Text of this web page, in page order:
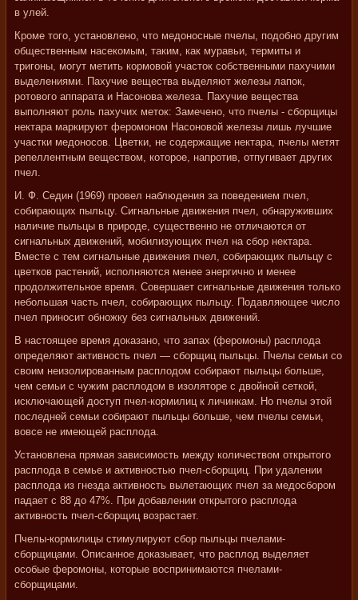
в улей.
Кроме того, установлено, что медоносные пчелы, подобно другим
общественным насекомым, таким, как муравьи, термиты и
тригоны, могут метить кормовой участок собственными пахучими
выделениями. Пахучие вещества выделяют железы лапок,
ротового аппарата и Насонова железа. Пахучие вещества
выполняют роль пахучих меток: Замечено, что пчелы - сборщицы
нектара маркируют феромоном Насоновой железы лишь лучшие
участки медоносов. Цветки, не содержащие нектара, пчелы метят
репеллентным веществом, которое, напротив, отпугивает других
пчел.
И. Ф. Седин (1969) провел наблюдения за поведением пчел,
собирающих пыльцу. Сигнальные движения пчел, обнаруживших
наличие пыльцы в природе, существенно не отличаются от
сигнальных движений, мобилизующих пчел на сбор нектара.
Вместе с тем сигнальные движения пчел, собирающих пыльцу с
цветков растений, исполняются менее энергично и менее
продолжительное время. Совершает сигнальные движения только
небольшая часть пчел, собирающих пыльцу. Подавляющее число
пчел приносит обножку без сигнальных движений.
В настоящее время доказано, что запах (феромоны) расплода
определяют активность пчел — сборщиц пыльцы. Пчелы семьи со
своим неизолированным расплодом собирают пыльцы больше,
чем семьи с чужим расплодом в изоляторе с двойной сеткой,
исключающей доступ пчел-кормилиц к личинкам. Но пчелы этой
последней семьи собирают пыльцы больше, чем пчелы семьи,
вовсе не имеющей расплода.
Установлена прямая зависимость между количеством открытого
расплода в семье и активностью пчел-сборщиц. При удалении
расплода из гнезда активность вылетающих пчел за медосбором
падает с 88 до 47%. При добавлении открытого расплода
активность пчел-сборщиц возрастает.
Пчелы-кормилицы стимулируют сбор пыльцы пчелами-
сборщицами. Описанное доказывает, что расплод выделяет
особые феромоны, которые воспринимаются пчелами-
сборщицами.